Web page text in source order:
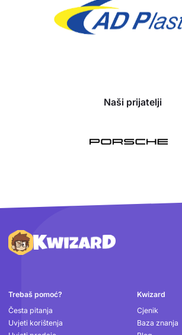
Naši prijatelji
Podnožje
Trebaš pomoć?
Česta pitanja
Uvjeti korištenja
Kwizard
Cjenik
Baza znanja